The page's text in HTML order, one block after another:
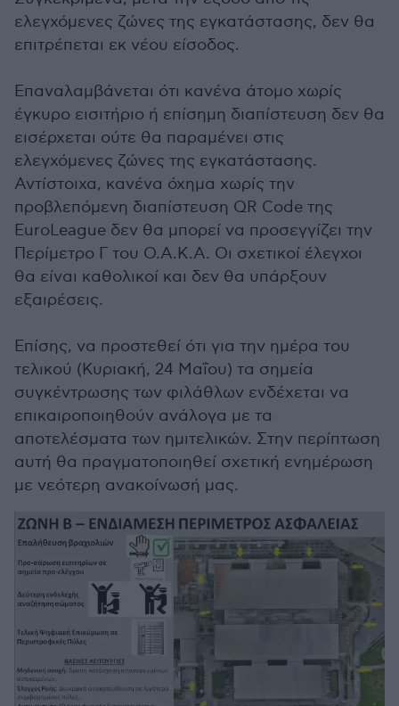
ελεγχόμενες ζώνες της εγκατάστασης, δεν θα
επιτρέπεται εκ νέου είσοδος.
Επαναλαμβάνεται ότι κανένα άτομο χωρίς
έγκυρο εισιτήριο ή επίσημη διαπίστευση δεν θα
εισέρχεται ούτε θα παραμένει στις
ελεγχόμενες ζώνες της εγκατάστασης.
Αντίστοιχα, κανένα όχημα χωρίς την
προβλεπόμενη διαπίστευση QR Code της
EuroLeague δεν θα μπορεί να προσεγγίζει την
Περίμετρο Γ του Ο.Α.Κ.Α. Οι σχετικοί έλεγχοι
θα είναι καθολικοί και δεν θα υπάρξουν
εξαιρέσεις.
Επίσης, να προστεθεί ότι για την ημέρα του
τελικού (Κυριακή, 24 Μαΐου) τα σημεία
συγκέντρωσης των φιλάθλων ενδέχεται να
επικαιροποιηθούν ανάλογα με τα
αποτελέσματα των ημιτελικών. Στην περίπτωση
αυτή θα πραγματοποιηθεί σχετική ενημέρωση
με νεότερη ανακοίνωσή μας.